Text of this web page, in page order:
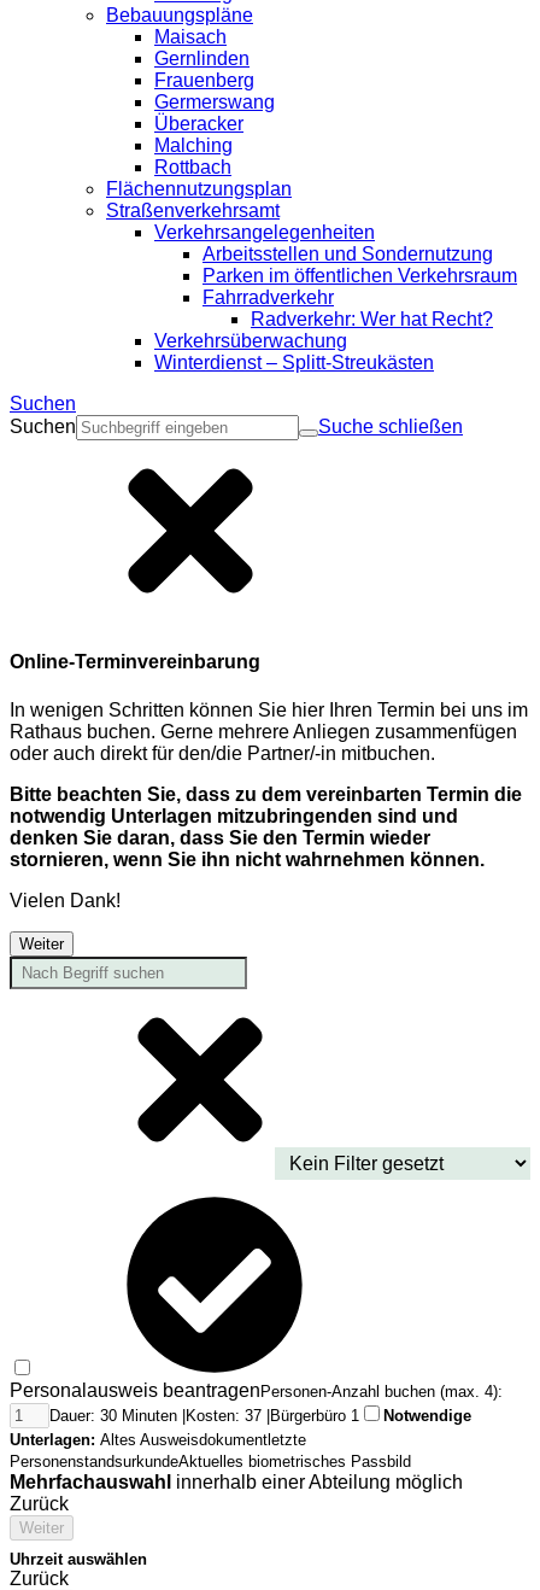
Bebauungspläne
Maisach
Gernlinden
Frauenberg
Germerswang
Überacker
Malching
Rottbach
Flächennutzungsplan
Straßenverkehrsamt
Verkehrsangelegenheiten
Arbeitsstellen und Sondernutzung
Parken im öffentlichen Verkehrsraum
Fahrradverkehr
Radverkehr: Wer hat Recht?
Verkehrsüberwachung
Winterdienst – Splitt-Streukästen
Suchen
Suchen
Suche schließen
Online-Terminvereinbarung
In wenigen Schritten können Sie hier Ihren Termin bei uns im
Rathaus buchen. Gerne mehrere Anliegen zusammenfügen
oder auch direkt für den/die Partner/-in mitbuchen.
Bitte beachten Sie, dass zu dem vereinbarten Termin die
notwendig Unterlagen mitzubringenden sind und
denken Sie daran, dass Sie den Termin wieder
stornieren, wenn Sie ihn nicht wahrnehmen können.
Vielen Dank!
Weiter
Personalausweis beantragenPersonen-Anzahl buchen (max. 4):
Dauer: 30 Minuten |Kosten: 37 |Bürgerbüro 1
Notwendige
Unterlagen: Altes Ausweisdokumentletzte
PersonenstandsurkundeAktuelles biometrisches Passbild
Mehrfachauswahl innerhalb einer Abteilung möglich
Zurück
Weiter
Uhrzeit auswählen
Zurück